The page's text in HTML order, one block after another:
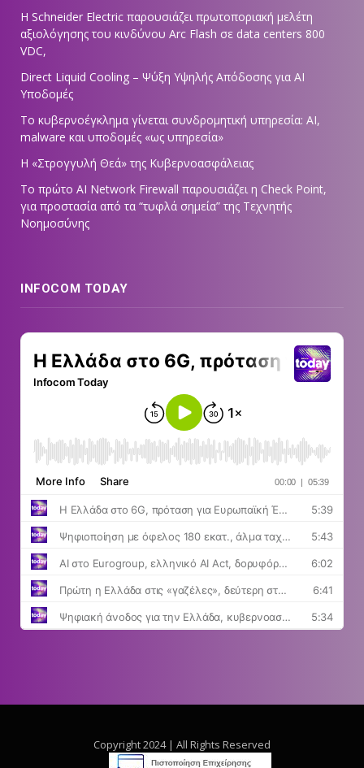
Η Schneider Electric παρουσιάζει πρωτοποριακή μελέτη
αξιολόγησης του κινδύνου Arc Flash σε data centers 800
VDC,
Direct Liquid Cooling – Ψύξη Υψηλής Απόδοσης για AI
Υποδομές
Το κυβερνοέγκλημα γίνεται συνδρομητική υπηρεσία: AI,
malware και υποδομές «ως υπηρεσία»
Η «Στρογγυλή Θεά» της Κυβερνοασφάλειας
Tο πρώτο AI Network Firewall παρουσιάζει η Check Point,
για προστασία από τα “τυφλά σημεία” της Τεχνητής
Νοημοσύνης
INFOCOM TODAY
Copyright 2024 | All Rights Reserved